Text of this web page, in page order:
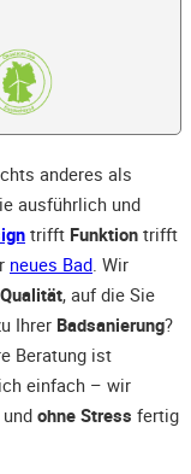
anderes als
ausführlich und
trifft Funktion trifft
neues Bad. Wir
Qualität, auf die Sie
Ihrer Badsanierung?
Beratung ist
einfach – wir
und ohne Stress fertig